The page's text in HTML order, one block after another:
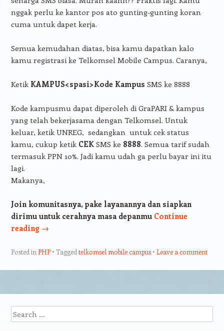
nggak perlu ke kantor pos ato gunting-gunting koran
cuma untuk dapet kerja.
Semua kemudahan diatas, bisa kamu dapatkan kalo
kamu registrasi ke Telkomsel Mobile Campus. Caranya,
Ketik KAMPUS<spasi>Kode Kampus SMS ke 8888
Kode kampusmu dapat diperoleh di GraPARI & kampus
yang telah bekerjasama dengan Telkomsel. Untuk
keluar, ketik UNREG, sedangkan untuk cek status
kamu, cukup ketik CEKSMS ke 8888. Semua tarif sudah
termasuk PPN 10%. Jadi kamu udah ga perlu bayar ini itu
lagi.
Makanya,
Join komunitasnya, pake layanannya dan siapkan
dirimu untuk cerahnya masa depanmu Continue
reading →
Posted in PHP Tagged telkomsel mobile campus Leave a comment
Search